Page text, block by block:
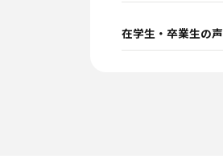
在学生・卒業生の声